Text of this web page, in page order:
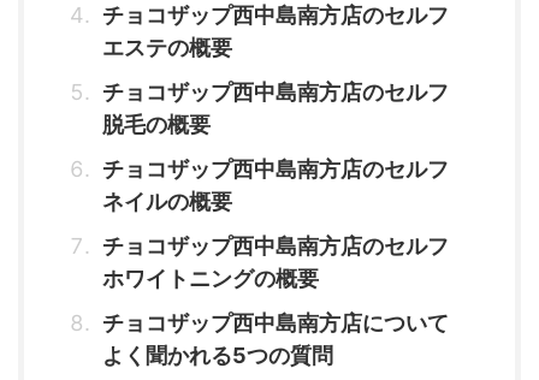
チョコザップ西中島南方店のセルフ
エステの概要
チョコザップ西中島南方店のセルフ
脱毛の概要
チョコザップ西中島南方店のセルフ
ネイルの概要
チョコザップ西中島南方店のセルフ
ホワイトニングの概要
チョコザップ西中島南方店について
よく聞かれる5つの質問